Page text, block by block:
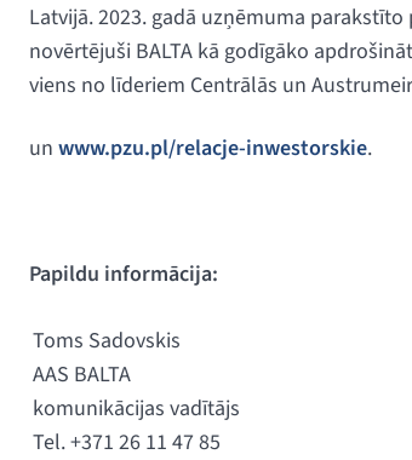
Latvijā. 2023. gadā uzņēmuma
novērtējuši BALTA kā godīgāko
viens no līderiem Centrālās un
un www.pzu.pl/relacje-inwestorskie.
Papildu informācija:
Toms Sadovskis
AAS BALTA
komunikācijas vadītājs
Tel. +371 26 11 47 85